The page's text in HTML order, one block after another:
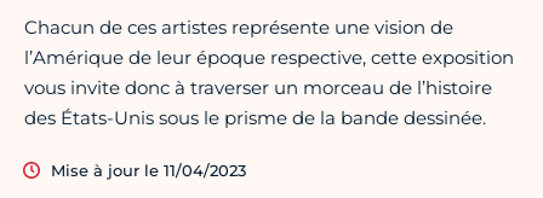
Chacun de ces artistes représente une vision de
l’Amérique de leur époque respective, cette exposition
vous invite donc à traverser un morceau de l’histoire
des États-Unis sous le prisme de la bande dessinée.
Mise à jour le 11/04/2023